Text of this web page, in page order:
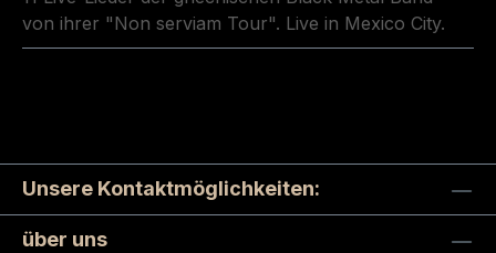
von ihrer "Non serviam Tour". Live in Mexico City.
Unsere Kontaktmöglichkeiten:
über uns